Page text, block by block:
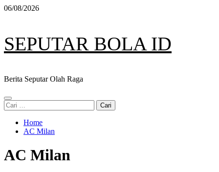
Skip
06/08/2026
SEPUTAR BOLA ID
Berita Seputar Olah Raga
Primary
Menu
Cari
untuk:
Home
AC Milan
AC Milan